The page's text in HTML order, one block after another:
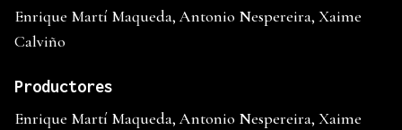
Enrique Martí Maqueda, Antonio Nespereira, Xaime
Calviño
Productores
Enrique Martí Maqueda, Antonio Nespereira, Xaime